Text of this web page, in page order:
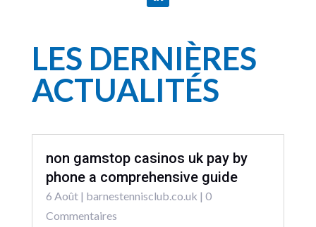
LES DERNIÈRES
ACTUALITÉS
non gamstop casinos uk pay by
phone a comprehensive guide
6 Août| barnestennisclub.co.uk | 0
Commentaires